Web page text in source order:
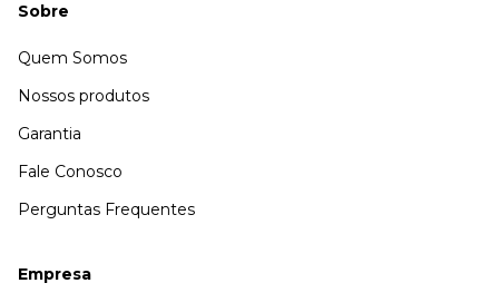
Sobre
Quem Somos
Nossos produtos
Garantia
Fale Conosco
Perguntas Frequentes
Empresa